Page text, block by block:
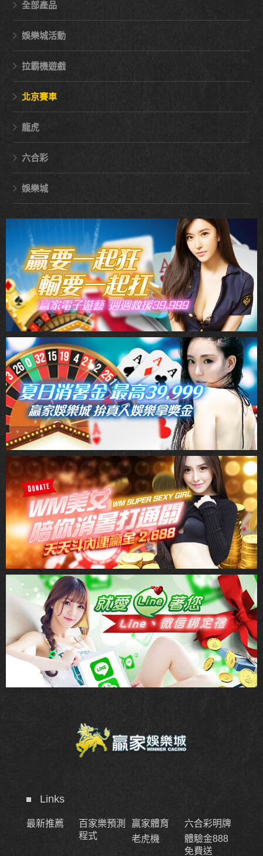
全部產品
娛樂城活動
拉霸機遊戲
北京賽車
龍虎
六合彩
娛樂城
Links
最新推薦
百家樂預測
程式
贏家體育
六合彩明牌
老虎機
體驗金888
免費送